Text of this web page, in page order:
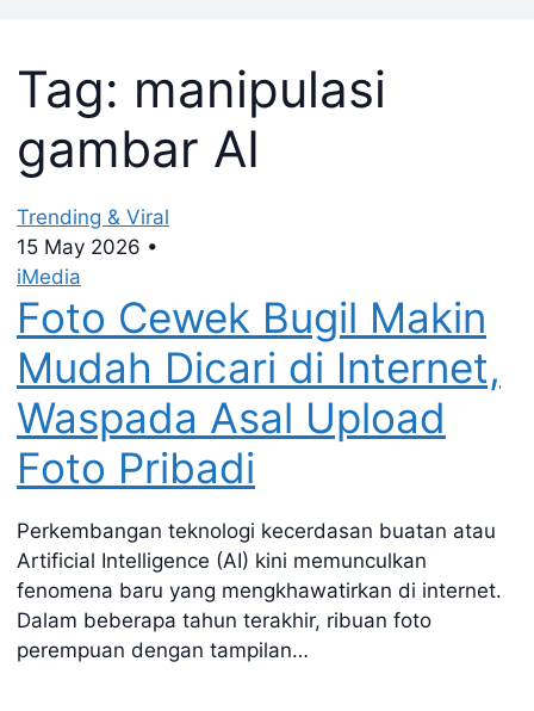
Tag: manipulasi
gambar AI
Trending & Viral
15 May 2026 •
iMedia
Foto Cewek Bugil Makin
Mudah Dicari di Internet,
Waspada Asal Upload
Foto Pribadi
Perkembangan teknologi kecerdasan buatan atau
Artificial Intelligence (AI) kini memunculkan
fenomena baru yang mengkhawatirkan di internet.
Dalam beberapa tahun terakhir, ribuan foto
perempuan dengan tampilan…